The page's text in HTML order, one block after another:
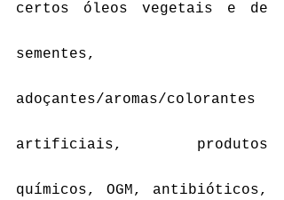
certos óleos vegetais e de
sementes,
adoçantes/aromas/colorantes
artificiais, produtos
químicos, OGM, antibióticos,